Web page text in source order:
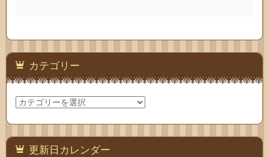
カテゴリー
カ
テ
ゴ
リ
ー 更新日カレンダー